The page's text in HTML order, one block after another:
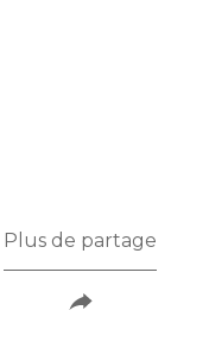
Plus de partage